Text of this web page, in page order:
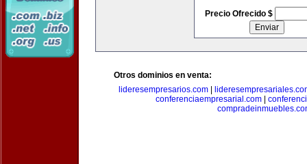
Precio Ofrecido $
Otros dominios en venta:
lideresempresarios.com
conferenciaempresarial.com